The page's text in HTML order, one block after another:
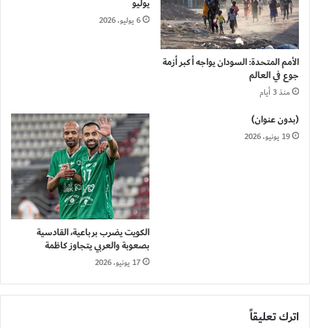
الأمم المتحدة: السودان يواجه أكبر أزمة
جوع في العالم
منذ 3 أيام
6 يوليو، 2026
(بدون عنوان)
19 يونيو، 2026
الكويت يضرب برباعية، القادسية
بصعوبة والعربي يتجاوز كاظمة
17 يونيو، 2026
اترك تعليقاً